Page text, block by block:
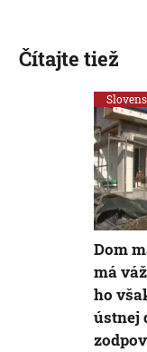
Čítajte tiež
Dom
má
ho
ústnej